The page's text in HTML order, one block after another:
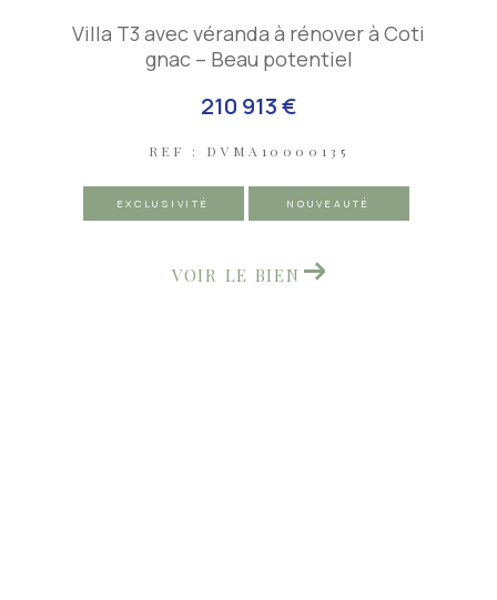
Villa T3 avec véranda à rénover à Coti
gnac – Beau potentiel
210 913 €
REF : DVMA10000135
EXCLUSIVITÉ NOUVEAUTÉ
VOIR LE BIEN